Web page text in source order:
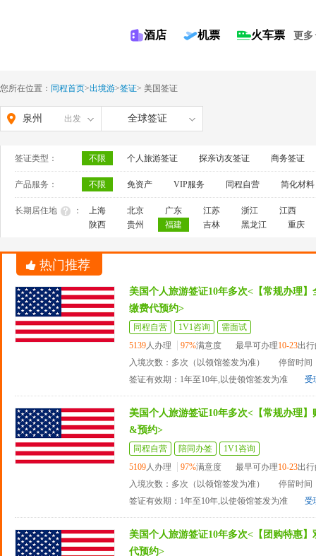
酒店 机票 火车票 更多
您所在位置： 同程首页>出境游>签证> 美国签证
泉州 出发 全球签证
签证类型： 不限 个人旅游签证 探亲访友签证 商务签证
产品服务： 不限 免资产 VIP服务 同程自营 简化材料
长期居住地 ： 上海 北京 广东 江苏 浙江
江西
陕西
贵州 福建 吉林 黑龙江 重庆
热门推荐
美国个人旅游签证10年多次<【常规办理
缴费代预约>
同程自营 1V1咨询
需面试
5139人办理 97%满意度 最早可办理10-23出
入境次数：多次（以领馆签发为准）
停留时间
签证有效期：1年至10年,以使领馆签发为准
受
美国个人旅游签证10年多次<【常规办理
&预约>
同程自营 陪同办签
1V1咨询
5109人办理 97%满意度 最早可办理10-23出
入境次数：多次（以领馆签发为准）
停留时间
签证有效期：1年至10年,以使领馆签发为准
受
美国个人旅游签证10年多次<【团购特惠
代预约>